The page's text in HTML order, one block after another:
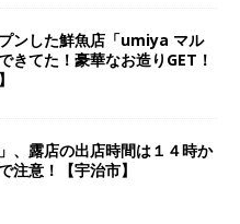
ンした鮮魚店「umiya マル
きてた！豪華なお造りGET！
、露店の出店時間は１４時か
注意！【宇治市】